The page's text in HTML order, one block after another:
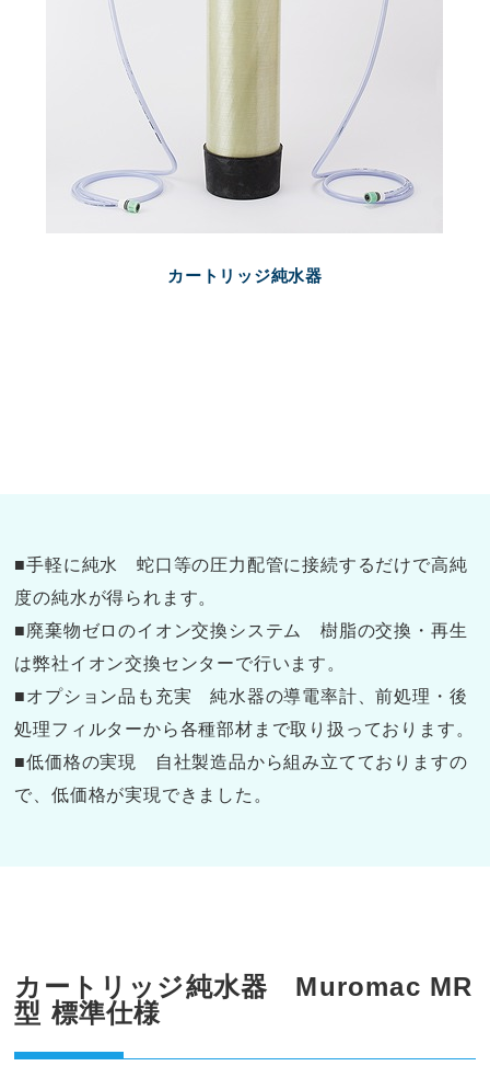
カートリッジ純水器
■手軽に純水 蛇口等の圧力配管に接続するだけで高純
度の純水が得られます。
■廃棄物ゼロのイオン交換システム 樹脂の交換・再生
は弊社イオン交換センターで行います。
■オプション品も充実 純水器の導電率計、前処理・後
処理フィルターから各種部材まで取り扱っております。
■低価格の実現 自社製造品から組み立てておりますの
で、低価格が実現できました。
カートリッジ純水器 Muromac MR
型 標準仕様